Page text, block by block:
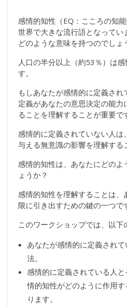
感情的知性（EQ：こころの知
世界で大きな流行語となってい
どのような意味を持つのでしょ
人口の半分以上（約53％）は
す。
もしあなたが感情的に定義さ
定義があなたの意思決定の能力
ることを理解することが重要で
感情的に定義されていない人は
与える無意識の影響を理解する
感情的知性は、あなたにどのよ
ょうか？
感情的知性を理解することは、
限に引き出すための鍵の一つで
このワークショップでは、以下
あなたが感情的に定義され
法。
感情的に定義されている人
情的知性がどのように作用
ります。